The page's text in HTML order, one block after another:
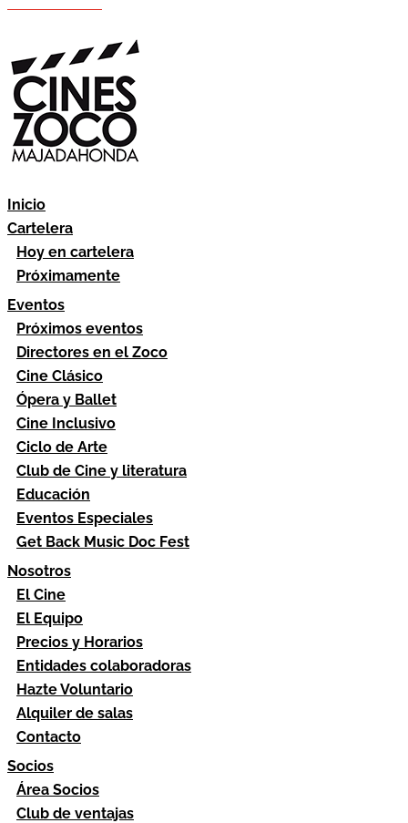
Inicio
Cartelera
Hoy en cartelera
Próximamente
Eventos
Próximos eventos
Directores en el Zoco
Cine Clásico
Ópera y Ballet
Cine Inclusivo
Ciclo de Arte
Club de Cine y literatura
Educación
Eventos Especiales
Get Back Music Doc Fest
Nosotros
El Cine
El Equipo
Precios y Horarios
Entidades colaboradoras
Hazte Voluntario
Alquiler de salas
Contacto
Socios
Área Socios
Club de ventajas